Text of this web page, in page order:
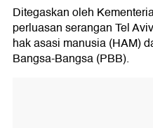
Ditegaskan oleh
perluasan serangan Tel
hak asasi manusia (HAM)
Bangsa-Bangsa (PBB).